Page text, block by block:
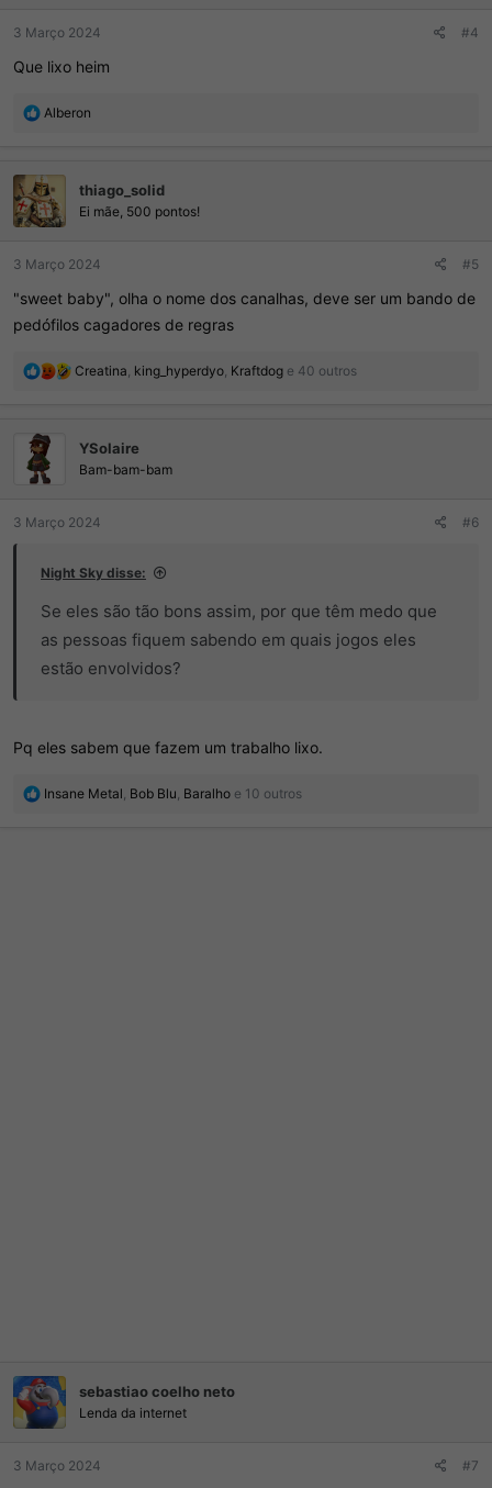
3 Março 2024
#4
Que lixo heim
R
õ
e
s
Alberon
thiago_solid
Ei mãe, 500 pontos!
3 Março 2024 #5
"sweet baby", olha o nome dos canalhas, deve ser um bando de
pedófilos cagadores de regras
R
õ
e
Creatina king_hyperdyo Kraftdog e 40 outros
YSolaire
Bam-bam-bam
3 Março 2024 #6
Night Sky disse:
Se eles são tão bons assim, por que têm medo que
as pessoas fiquem sabendo em quais jogos eles
estão envolvidos?
Pq eles sabem que fazem um trabalho lixo.
R
Insane Metal Bob Blu Baralho e 10 outros
sebastiao coelho neto
Lenda da internet
3 Março 2024 #7